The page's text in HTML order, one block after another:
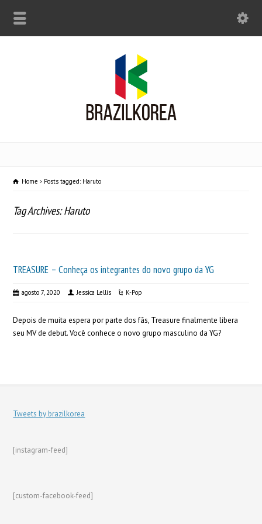
Home Posts tagged: Haruto
Tag Archives: Haruto
TREASURE – Conheça os integrantes do novo grupo da YG
agosto 7, 2020 Jessica Lellis K-Pop
Depois de muita espera por parte dos fãs, Treasure finalmente libera
seu MV de debut. Você conhece o novo grupo masculino da YG?
Tweets by brazilkorea
[instagram-feed]
[custom-facebook-feed]